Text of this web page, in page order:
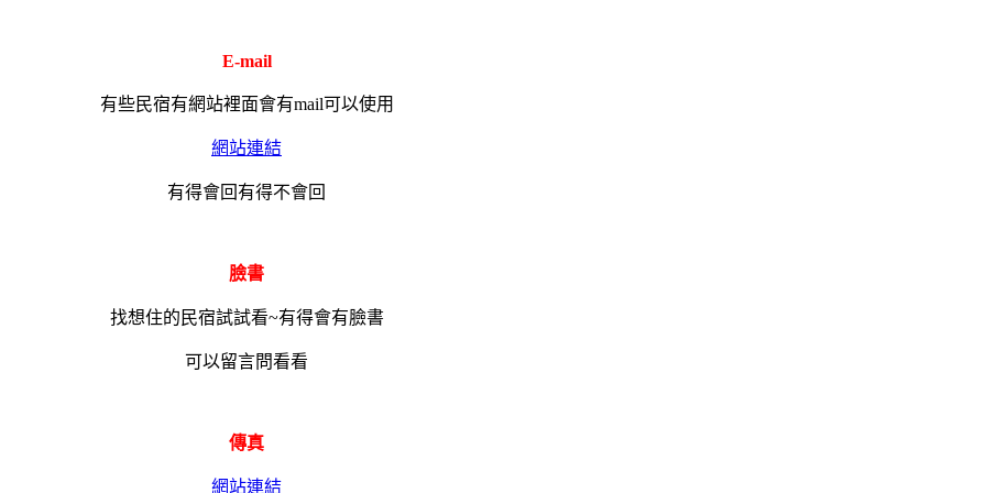
E-mail
有些民宿有網站裡面會有mail可以使用
網站連結
有得會回有得不會回
臉書
找想住的民宿試試看~有得會有臉書
可以留言問看看
傳真
網站連結